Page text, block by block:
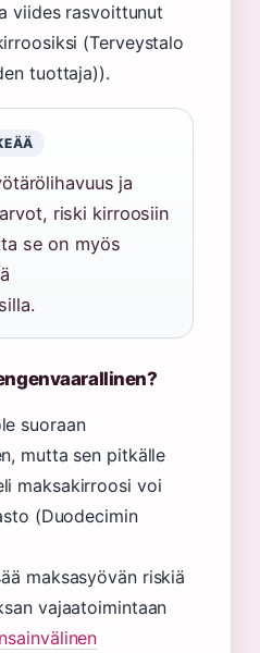
viides rasvoittunut
(Terveystalo
tuottaja)).
ja
riski kirroosiin
se on myös
suoraan
mutta sen pitkälle
maksakirroosi voi
(Duodecimin
maksasyövän riskiä
vajaatoimintaan